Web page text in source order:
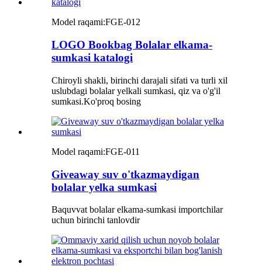
Model raqami:FGE-012
LOGO Bookbag Bolalar elkama-
sumkasi katalogi
Chiroyli shakli, birinchi darajali sifati va turli xil
uslubdagi bolalar yelkali sumkasi, qiz va o'g'il
sumkasi.Ko'proq bosing
Model raqami:FGE-011
Giveaway suv o'tkazmaydigan
bolalar yelka sumkasi
Baquvvat bolalar elkama-sumkasi importchilar
uchun birinchi tanlovdir